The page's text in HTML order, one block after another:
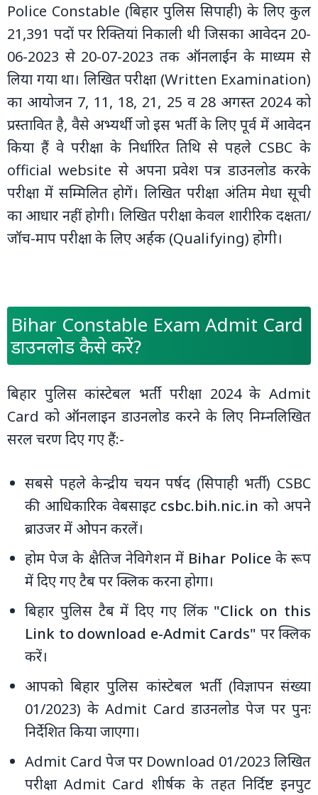
Police Constable (बिहार पुलिस सिपाही) के लिए कुल
21,391 पदों पर रिक्तियां निकाली थी जिसका आवेदन 20-
06-2023 से 20-07-2023 तक ऑनलाईन के माध्‍यम से
लिया गया था। लिखित परीक्षा (Written Examination)
का आयोजन 7, 11, 18, 21, 25 व 28 अगस्‍त 2024 को
प्रस्‍तावित है, वैसे अभ्‍यर्थी जो इस भर्ती के लिए पूर्व में आवेदन
किया हैं वे परीक्षा के निर्धारित तिथि से पहले CSBC के
official website से अपना प्रवेश पत्र डाउनलोड करके
परीक्षा में सम्मिलित होगें। लिखित परीक्षा अंतिम मेधा सूची
का आधार नहीं होगी। लिखित परीक्षा केवल शारीरिक दक्षता/
जॉच-माप परीक्षा के लिए अर्हक (Qualifying) होगी।
Bihar Constable Exam Admit Card
डाउनलोड कैसे करें?
बिहार पुलिस कांस्टेबल भर्ती परीक्षा 2024 के Admit
Card को ऑनलाइन डाउनलोड करने के लिए निम्नलिखित
सरल चरण दिए गए हैं:-
सबसे पहले केन्‍द्रीय चयन पर्षद (सिपाही भर्ती) CSBC
की आधिकारिक वेबसाइट csbc.bih.nic.in को अपने
ब्राउजर में ओपन करलें।
होम पेज के क्षैतिज नेविगेशन में Bihar Policeके रूप
में दिए गए टैब पर क्लिक करना होगा।
बिहार पुलिस टैब में दिए गए लिंक "Click on this
Link to download e-Admit Cards" पर क्लिक
करें।
आपको बिहार पुलिस कांस्टेबल भर्ती (विज्ञापन संख्या
01/2023) के Admit Card डाउनलोड पेज पर पुनः
निर्देशित किया जाएगा।
Admit Card पेज पर Download 01/2023 लिखित
परीक्षा Admit Card शीर्षक के तहत निर्दिष्ट इनपुट